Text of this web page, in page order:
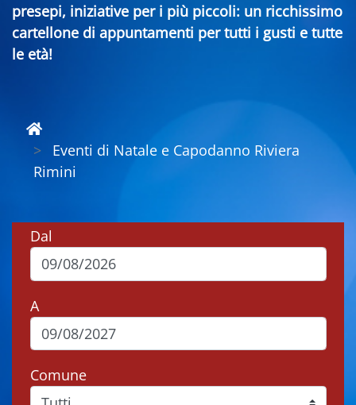
presepi, iniziative per i più piccoli: un ricchissimo
cartellone di appuntamenti per tutti i gusti e tutte
le età!
Eventi di Natale e Capodanno Riviera
Rimini
Dal
A
Comune